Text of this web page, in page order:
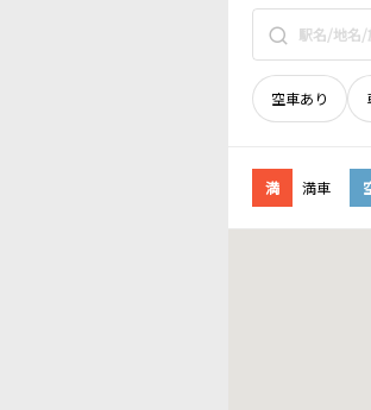
空車あり
満 満車